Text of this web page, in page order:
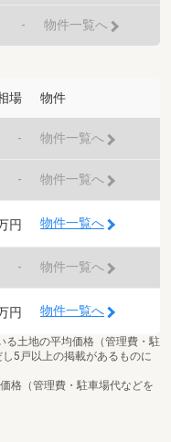
- 物件一覧へ
場 物件
- 物件一覧へ
- 物件一覧へ
円 物件一覧へ
- 物件一覧へ
円 物件一覧へ
土地の平均価格（管理費・駐
5戸以上の掲載があるものに
格（管理費・駐車場代などを